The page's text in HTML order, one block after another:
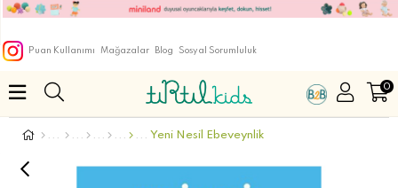
Puan Kullanımı Mağazalar Blog Sosyal Sorumluluk
0
Yeni Nesil Ebeveynlik